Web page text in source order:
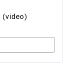
(video)